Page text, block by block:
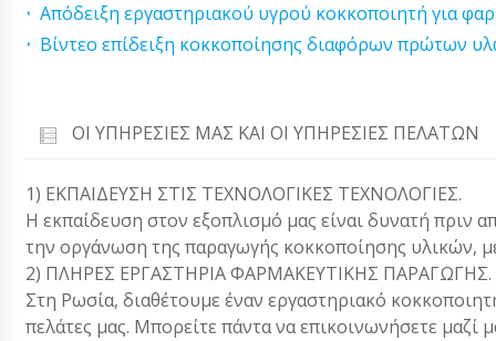
Απόδειξη εργαστηριακού υγρού κοκκοποιητή για
Βίντεο επίδειξη κοκκοποίησης διαφόρων πρώτων
ΟΙ ΥΠΗΡΕΣΊΕΣ ΜΑΣ ΚΑΙ ΟΙ ΥΠΗΡΕΣΊΕΣ ΠΕΛΑΤΏΝ
1) ΕΚΠΑΙΔΕΥΣΗ ΣΤΙΣ ΤΕΧΝΟΛΟΓΙΚΕΣ ΤΕΧΝΟΛΟΓΙΕΣ.
Η εκπαίδευση στον εξοπλισμό μας είναι δυνατή πριν
την οργάνωση της παραγωγής κοκκοποίησης υλικών,
2) ΠΛΗΡΕΣ ΕΡΓΑΣΤΗΡΙΑ ΦΑΡΜΑΚΕΥΤΙΚΗΣ ΠΑΡΑΓΩΓΗΣ.
Στη Ρωσία, διαθέτουμε έναν εργαστηριακό
πελάτες μας. Μπορείτε πάντα να επικοινωνήσετε μαζί